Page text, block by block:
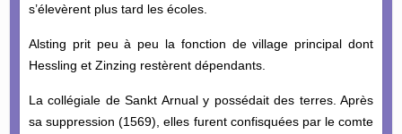
s’élevèrent plus tard les écoles.
Alsting prit peu à peu la fonction de village principal dont
Hessling et Zinzing restèrent dépendants.
La collégiale de Sankt Arnual y possédait des terres. Après
sa suppression (1569), elles furent confisquées par le comte